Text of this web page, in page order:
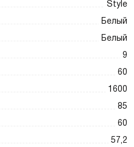
Style
Белый
Белый
9
60
1600
85
60
57,2